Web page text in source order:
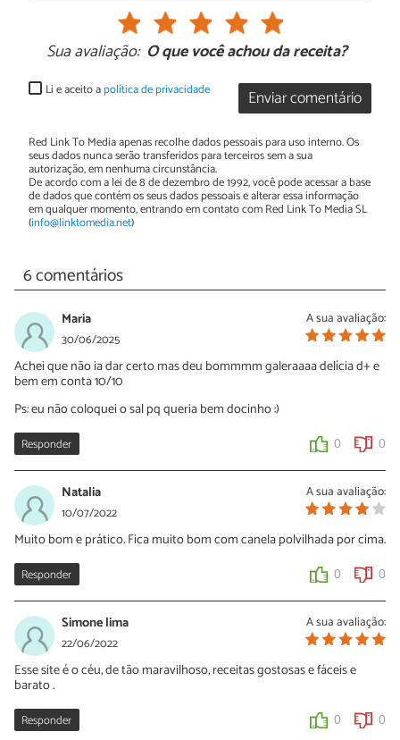
Sua avaliação: O que você achou da receita?
Enviar comentário
Li e aceito apolítica de privacidade
Red Link To Media apenas recolhe dados pessoais para uso interno. Os
seus dados nunca serão transferidos para terceiros sem a sua
autorização, em nenhuma circunstância.
De acordo com a lei de 8 de dezembro de 1992, você pode acessar a base
de dados que contém os seus dados pessoais e alterar essa informação
em qualquer momento, entrando em contato com Red Link To Media SL
(info@linktomedia.net)
6 comentários
A sua avaliação:
Maria
30/06/2025
Achei que não ia dar certo mas deu bommmm galeraaaa delícia d+ e
bem em conta 10/10
Ps: eu não coloquei o sal pq queria bem docinho :)
Responder 0 0
A sua avaliação:
Natalia
10/07/2022
Muito bom e prático. Fica muito bom com canela polvilhada por cima.
Responder 0 0
A sua avaliação:
Simone lima
22/06/2022
Esse site é o céu, de tão maravilhoso, receitas gostosas e fáceis e
barato .
Responder 0 0